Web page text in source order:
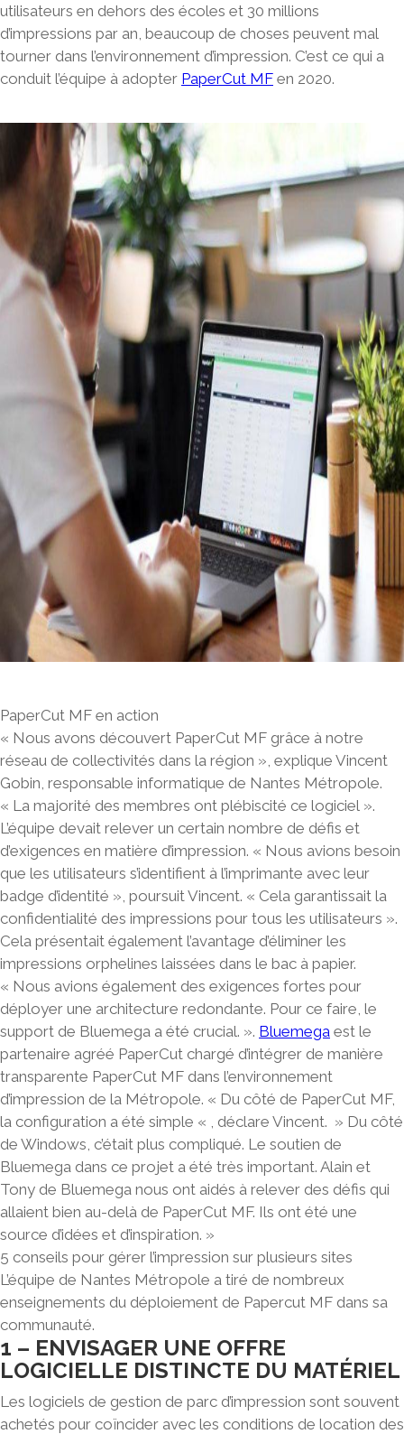
utilisateurs en dehors des écoles et 30 millions
d’impressions par an, beaucoup de choses peuvent mal
tourner dans l’environnement d’impression. C’est ce qui a
conduit l’équipe à adopter PaperCut MF en 2020.
PaperCut MF en action
« Nous avons découvert PaperCut MF grâce à notre
réseau de collectivités dans la région », explique Vincent
Gobin, responsable informatique de Nantes Métropole.
« La majorité des membres ont plébiscité ce logiciel ».
L’équipe devait relever un certain nombre de défis et
d’exigences en matière d’impression. « Nous avions besoin
que les utilisateurs s’identifient à l’imprimante avec leur
badge d’identité », poursuit Vincent. « Cela garantissait la
confidentialité des impressions pour tous les utilisateurs ».
Cela présentait également l’avantage d’éliminer les
impressions orphelines laissées dans le bac à papier.
« Nous avions également des exigences fortes pour
déployer une architecture redondante. Pour ce faire, le
support de Bluemega a été crucial. ». Bluemega est le
partenaire agréé PaperCut chargé d’intégrer de manière
transparente PaperCut MF dans l’environnement
d’impression de la Métropole. « Du côté de PaperCut MF,
la configuration a été simple « , déclare Vincent. » Du côté
de Windows, c’était plus compliqué. Le soutien de
Bluemega dans ce projet a été très important. Alain et
Tony de Bluemega nous ont aidés à relever des défis qui
allaient bien au-delà de PaperCut MF. Ils ont été une
source d’idées et d’inspiration. »
5 conseils pour gérer l’impression sur plusieurs sites
L’équipe de Nantes Métropole a tiré de nombreux
enseignements du déploiement de Papercut MF dans sa
communauté.
1 – ENVISAGER UNE OFFRE
LOGICIELLE DISTINCTE DU MATÉRIEL
Les logiciels de gestion de parc d’impression sont souvent
achetés pour coïncider avec les conditions de location des